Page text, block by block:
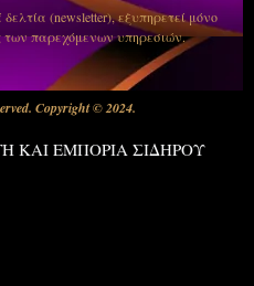
(newsletter), εξυπηρετεί μόνο
των παρεχόμενων υπηρεσιών.
Copyright © 2024.
ΚΑΙ ΕΜΠΟΡΙΑ ΣΙΔΗΡΟΥ